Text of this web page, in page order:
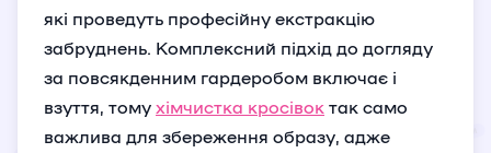
які проведуть професійну екстракцію
забруднень. Комплексний підхід до догляду
за повсякденним гардеробом включає і
взуття, тому хімчистка кросівок так само
важлива для збереження образу, адже